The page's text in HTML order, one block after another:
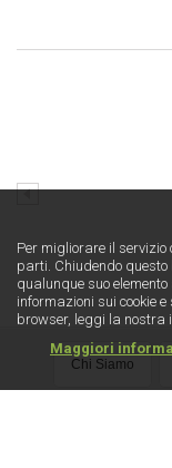
Chi Siamo
Per migliorare il servizio
parti. Chiudendo
qualunque suo
informazioni sui cookie
browser, leggi la nostra
Maggiori